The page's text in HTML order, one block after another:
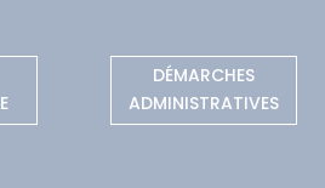
DÉMARCHES
ADMINISTRATIVES